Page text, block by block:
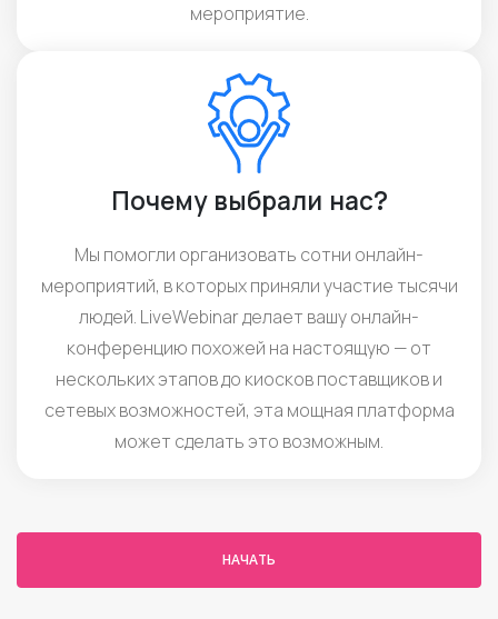
мероприятие.
Почему выбрали нас?
Мы помогли организовать сотни онлайн-
мероприятий, в которых приняли участие тысячи
людей. LiveWebinar делает вашу онлайн-
конференцию похожей на настоящую — от
нескольких этапов до киосков поставщиков и
сетевых возможностей, эта мощная платформа
может сделать это возможным.
НАЧАТЬ